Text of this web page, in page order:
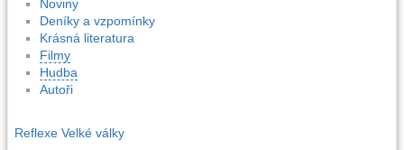
Noviny
Deníky a vzpomínky
Krásná literatura
Filmy
Hudba
Autoři
Reflexe Velké války